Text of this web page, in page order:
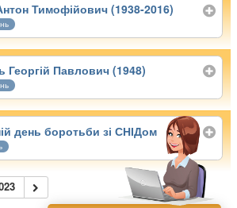
Тимофійович (1938-2016)
Георгій Павлович (1948)
день боротьби зі СНІДом